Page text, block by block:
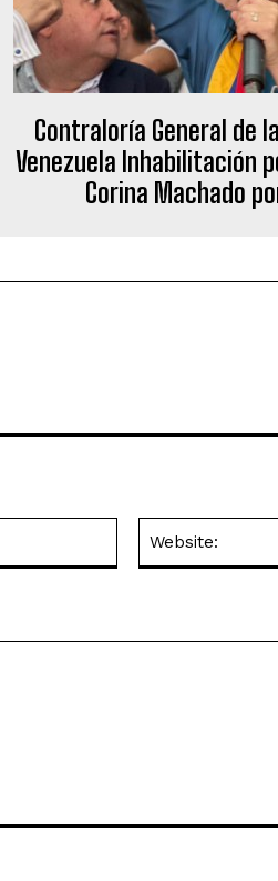
Contraloría General de
Venezuela Inhabilitación
Corina Machado